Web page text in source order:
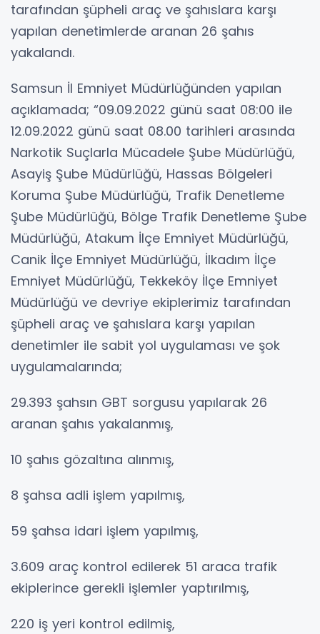
tarafından şüpheli araç ve şahıslara karşı
yapılan denetimlerde aranan 26 şahıs
yakalandı.
Samsun İl Emniyet Müdürlüğünden yapılan
açıklamada; “09.09.2022 günü saat 08:00 ile
12.09.2022 günü saat 08.00 tarihleri arasında
Narkotik Suçlarla Mücadele Şube Müdürlüğü,
Asayiş Şube Müdürlüğü, Hassas Bölgeleri
Koruma Şube Müdürlüğü, Trafik Denetleme
Şube Müdürlüğü, Bölge Trafik Denetleme Şube
Müdürlüğü, Atakum İlçe Emniyet Müdürlüğü,
Canik İlçe Emniyet Müdürlüğü, İlkadım İlçe
Emniyet Müdürlüğü, Tekkeköy İlçe Emniyet
Müdürlüğü ve devriye ekiplerimiz tarafından
şüpheli araç ve şahıslara karşı yapılan
denetimler ile sabit yol uygulaması ve şok
uygulamalarında;
29.393 şahsın GBT sorgusu yapılarak 26
aranan şahıs yakalanmış,
10 şahıs gözaltına alınmış,
8 şahsa adli işlem yapılmış,
59 şahsa idari işlem yapılmış,
3.609 araç kontrol edilerek 51 araca trafik
ekiplerince gerekli işlemler yaptırılmış,
220 iş yeri kontrol edilmiş,